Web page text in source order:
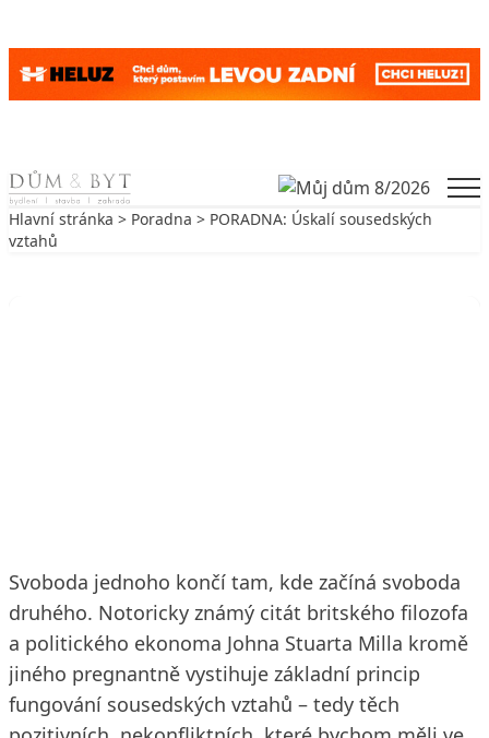
Skip to content
Hlavní stránka > Poradna > PORADNA: Úskalí sousedských
vztahů
Svoboda jednoho končí tam, kde začíná svoboda
druhého. Notoricky známý citát britského filozofa
a politického ekonoma Johna Stuarta Milla kromě
jiného pregnantně vystihuje základní princip
fungování sousedských vztahů – tedy těch